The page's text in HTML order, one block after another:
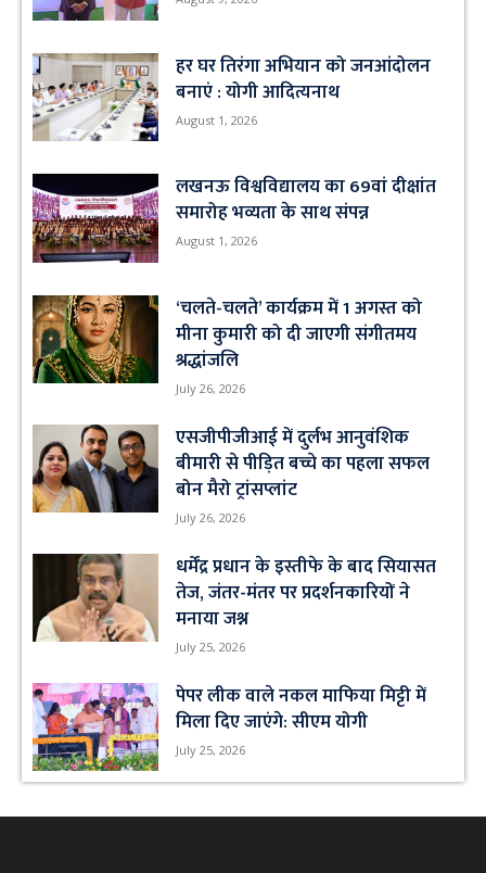
हर घर तिरंगा अभियान को जनआंदोलन
बनाएं : योगी आदित्यनाथ
August 1, 2026
लखनऊ विश्वविद्यालय का 69वां दीक्षांत
समारोह भव्यता के साथ संपन्न
August 1, 2026
‘चलते-चलते’ कार्यक्रम में 1 अगस्त को
मीना कुमारी को दी जाएगी संगीतमय
श्रद्धांजलि
July 26, 2026
एसजीपीजीआई में दुर्लभ आनुवंशिक
बीमारी से पीड़ित बच्चे का पहला सफल
बोन मैरो ट्रांसप्लांट
July 26, 2026
धर्मेंद्र प्रधान के इस्तीफे के बाद सियासत
तेज, जंतर-मंतर पर प्रदर्शनकारियों ने
मनाया जश्न
July 25, 2026
पेपर लीक वाले नकल माफिया मिट्टी में
मिला दिए जाएंगे: सीएम योगी
July 25, 2026